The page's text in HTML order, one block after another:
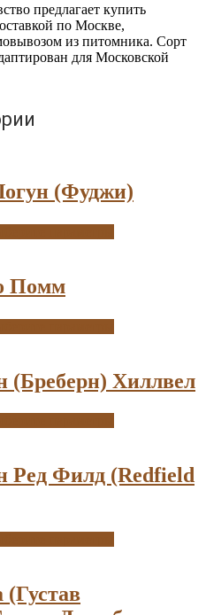
предлагает купить
по Москве,
из питомника. Сорт
для Московской
(Фуджи)
Помм
(Бреберн) Хиллвел
Ред Филд (Redfield
(Густав